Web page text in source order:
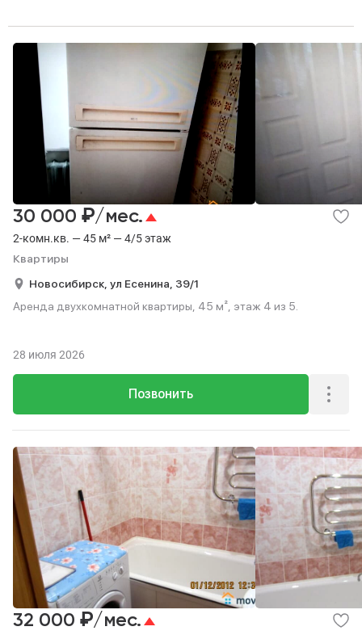
2-комн.кв. — 45 м² — 4/5 этаж
Квартиры
30 000 ₽/мес.
Новосибирск, ул Есенина, 39/1
Аренда двухкомнатной квартиры, 45 м², этаж 4 из 5.
Позвонить
28 июля 2026
32 000 ₽/мес.